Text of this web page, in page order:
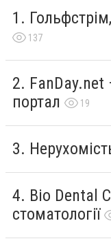
137
портал
19
Bio Dental
стоматології